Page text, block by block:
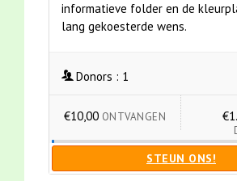
informatieve folder en de
lang gekoesterde wens.
Donors : 1
€10,00 ONTVANGEN
STEUN ONS!